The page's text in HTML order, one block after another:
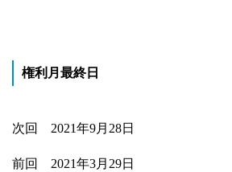
権利月最終日
次回 2021年9月28日
前回 2021年3月29日